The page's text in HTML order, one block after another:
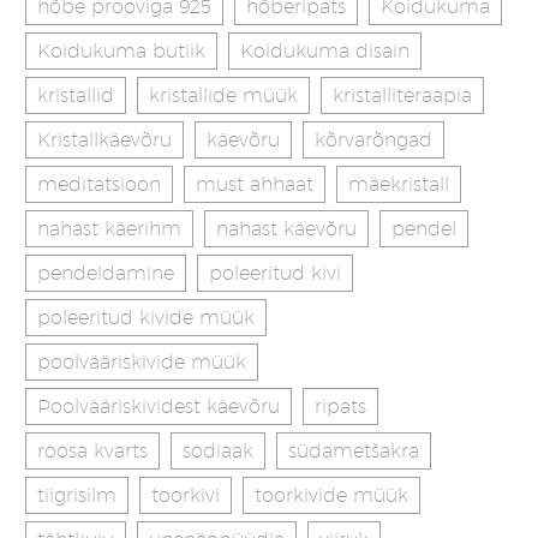
hõbe prooviga 925
hõberipats
Koidukuma
Koidukuma butiik
Koidukuma disain
kristallid
kristallide müük
kristalliteraapia
Kristallkäevõru
käevõru
kõrvarõngad
meditatsioon
must ahhaat
mäekristall
nahast käerihm
nahast käevõru
pendel
pendeldamine
poleeritud kivi
poleeritud kivide müük
poolvääriskivide müük
Poolvääriskividest käevõru
ripats
roosa kvarts
sodiaak
südametšakra
tiigrisilm
toorkivi
toorkivide müük